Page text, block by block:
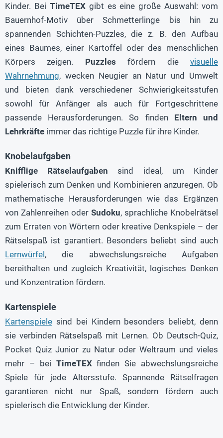
Kinder. Bei TimeTEXgibt es eine große Auswahl: vom
Bauernhof-Motiv über Schmetterlinge bis hin zu
spannenden Schichten-Puzzles, die z. B. den Aufbau
eines Baumes, einer Kartoffel oder des menschlichen
Körpers zeigen. Puzzles fördern dievisuelle
Wahrnehmung, wecken Neugier an Natur und Umwelt
und bieten dank verschiedener Schwierigkeitsstufen
sowohl für Anfänger als auch für Fortgeschrittene
passende Herausforderungen. So finden Eltern und
Lehrkräfte immer das richtige Puzzle für ihre Kinder.
Knobelaufgaben
Knifflige Rätselaufgaben sind ideal, um Kinder
spielerisch zum Denken und Kombinieren anzuregen. Ob
mathematische Herausforderungen wie das Ergänzen
von Zahlenreihen oder Sudoku, sprachliche Knobelrätsel
zum Erraten von Wörtern oder kreative Denkspiele – der
Rätselspaß ist garantiert. Besonders beliebt sind auch
Lernwürfel , die abwechslungsreiche Aufgaben
bereithalten und zugleich Kreativität, logisches Denken
und Konzentration fördern.
Kartenspiele
Kartenspiele sind bei Kindern besonders beliebt, denn
sie verbinden Rätselspaß mit Lernen. Ob Deutsch-Quiz,
Pocket Quiz Junior zu Natur oder Weltraum und vieles
mehr – bei TimeTEXfinden Sie abwechslungsreiche
Spiele für jede Altersstufe. Spannende Rätselfragen
garantieren nicht nur Spaß, sondern fördern auch
spielerisch die Entwicklung der Kinder.